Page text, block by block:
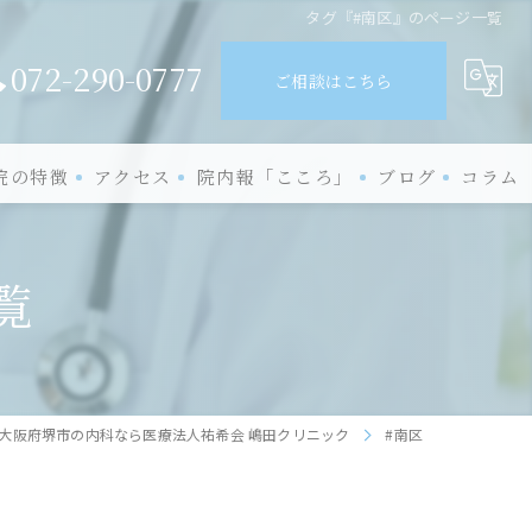
タグ『#南区』のページ一覧
072-290-0777 ご相談はこちら
の特徴
症
キンソン病
アクセス 院内報「こころ」 ブログ コラム
阪府堺市の内科なら医療法人祐希会 嶋田クリニック #南区